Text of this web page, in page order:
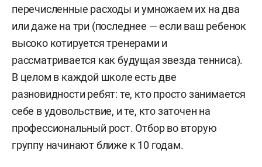
перечисленные расходы и умножаем их на два
или даже на три (последнее — если ваш ребенок
высоко котируется тренерами и
рассматривается как будущая звезда тенниса).
В целом в каждой школе есть две
разновидности ребят: те, кто просто занимается
себе в удовольствие, и те, кто заточен на
профессиональный рост. Отбор во вторую
группу начинают ближе к 10 годам.